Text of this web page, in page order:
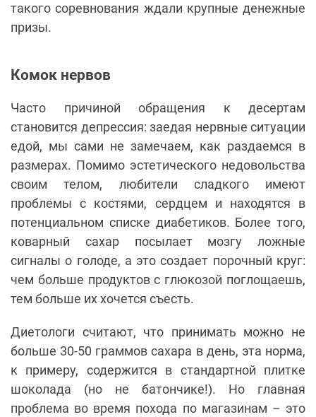
такого соревнования ждали крупные денежные
призы.
Комок нервов
Часто причиной обращения к десертам
становится депрессия: заедая нервные ситуации
едой, мы сами не замечаем, как раздаемся в
размерах. Помимо эстетического недовольства
своим телом, любители сладкого имеют
проблемы с костями, сердцем и находятся в
потенциальном списке диабетиков. Более того,
коварный сахар посылает мозгу ложные
сигналы о голоде, а это создает порочный круг:
чем больше продуктов с глюкозой поглощаешь,
тем больше их хочется съесть.
Диетологи считают, что принимать можно не
больше 30-50 граммов сахара в день, эта норма,
к примеру, содержится в стандартной плитке
шоколада (но не батончике!). Но главная
проблема во время похода по магазинам – это